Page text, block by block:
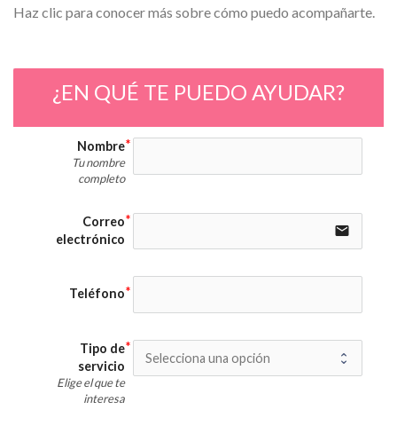
Haz clic para conocer más sobre cómo puedo acompañarte.
¿EN QUÉ TE PUEDO AYUDAR?
Nombre
Tu nombre
completo
Correo
electrónico
email
Teléfono
Tipo de
servicio
Elige el que te
interesa